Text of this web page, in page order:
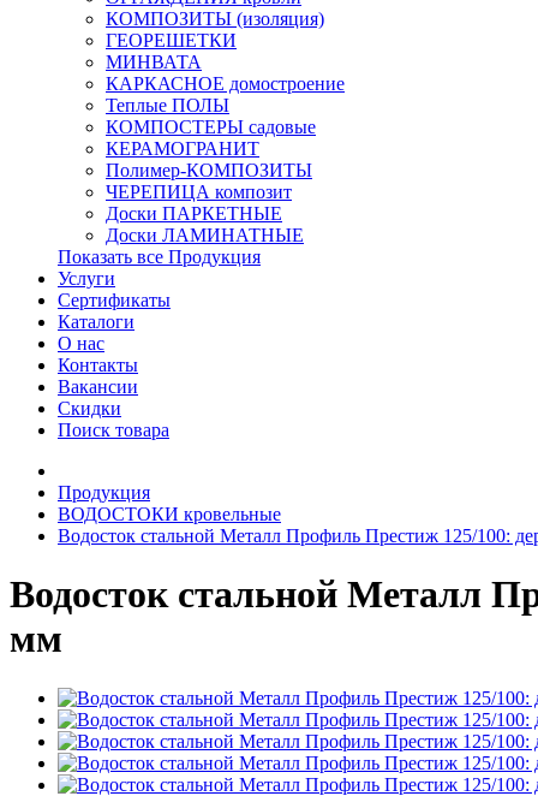
КОМПОЗИТЫ (изоляция)
ГЕОРЕШЕТКИ
МИНВАТА
КАРКАСНОЕ домостроение
Теплые ПОЛЫ
КОМПОСТЕРЫ садовые
КЕРАМОГРАНИТ
Полимер-КОМПОЗИТЫ
ЧЕРЕПИЦА композит
Доски ПАРКЕТНЫЕ
Доски ЛАМИНАТНЫЕ
Показать все Продукция
Услуги
Сертификаты
Каталоги
О нас
Контакты
Вакансии
Скидки
Поиск товара
Продукция
ВОДОСТОКИ кровельные
Водосток стальной Металл Профиль Престиж 125/100:
Водосток стальной Металл
мм